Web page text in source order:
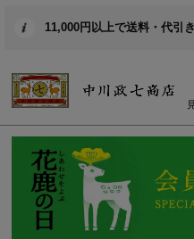
11,000円以上で送料・代引